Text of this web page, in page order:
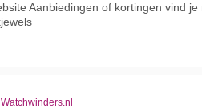
Aanbiedingen of kortingen vind